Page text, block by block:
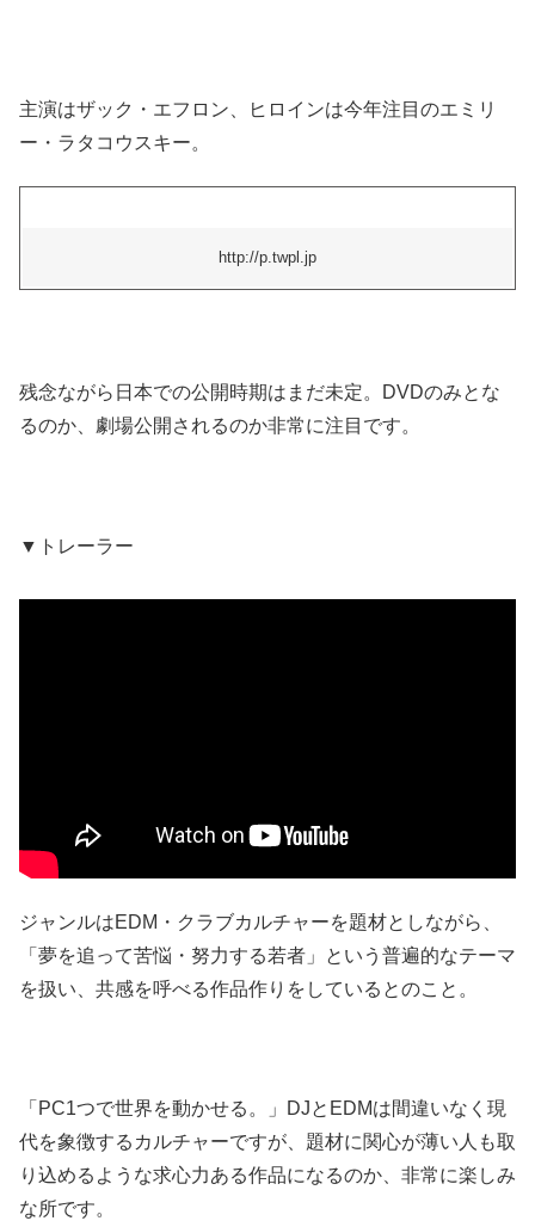
主演はザック・エフロン、ヒロインは今年注目のエミリ
ー・ラタコウスキー。
http://p.twpl.jp
残念ながら日本での公開時期はまだ未定。DVDのみとな
るのか、劇場公開されるのか非常に注目です。
▼トレーラー
ジャンルはEDM・クラブカルチャーを題材としながら、
「夢を追って苦悩・努力する若者」という普遍的なテーマ
を扱い、共感を呼べる作品作りをしているとのこと。
「PC1つで世界を動かせる。」DJとEDMは間違いなく現
代を象徴するカルチャーですが、題材に関心が薄い人も取
り込めるような求心力ある作品になるのか、非常に楽しみ
な所です。